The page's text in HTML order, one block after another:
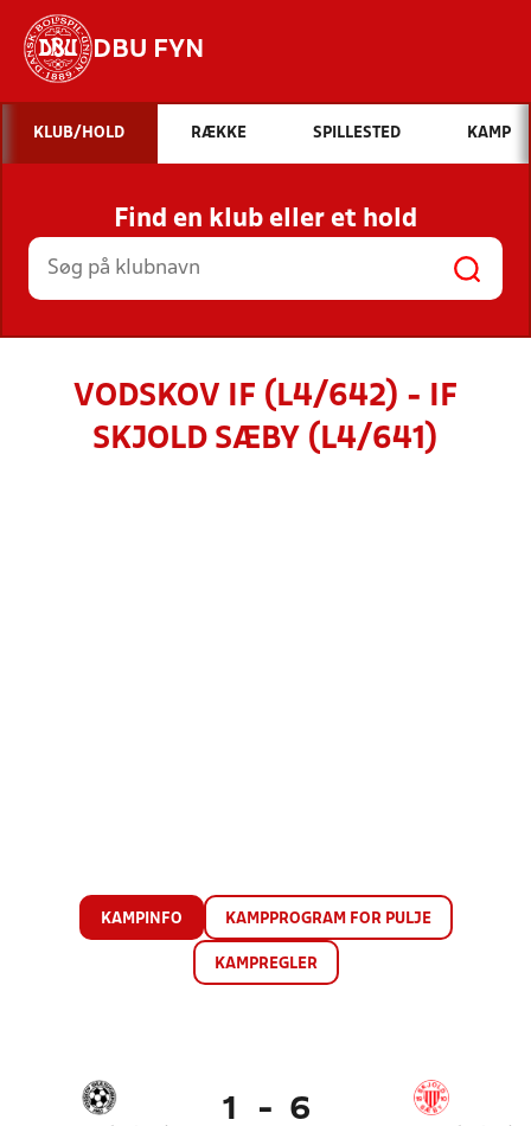
DBU FYN
Hvad vil du søge efter?
INDHOLD OG NYHEDER
STILLINGER, RESULTATER, KLUBBER OG
HOLD
KLUB/HOLD RÆKKE SPILLESTED KAMP
Find en klub eller et hold
VODSKOV IF (L4/642) - IF
SKJOLD SÆBY (L4/641)
KAMPINFO KAMPPROGRAM FOR PULJE
KAMPREGLER
1 - 6